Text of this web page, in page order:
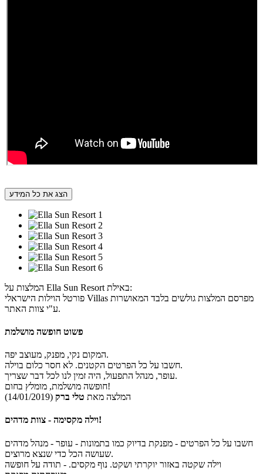
הצג את כל המידע
המלצות על Ella Sun Resort באילת:
פורטל הוילות הישראלי Villas מפרסם המלצות גולשים בלבד המאושרות
ע"י צוות האתר.
פשוט חופשה מושלמת
המקום נקי, מפנק, מעוצב יפה.
חשבו על כל הפרטים הקטנים. לא חסר כלום בוילה.
עופר, מנהל התפעול, היה זמין לנו לכל דבר שצריך.
חופשה מושלמת, מומלץ בחום!
המלצה מאת טלי ברק (14/01/2019)
וילה מקסימה - צוות מדהים!
חשבו על כל הפרטים - מפנקת בדיוק כמו בתמונות - עופר - מנהל מדהים
שעושה הכל כדי שנצא מרוצים.
וילה שקטה באזור יוקרתי ושקט. נוף מקסים. - תודה על חופשה